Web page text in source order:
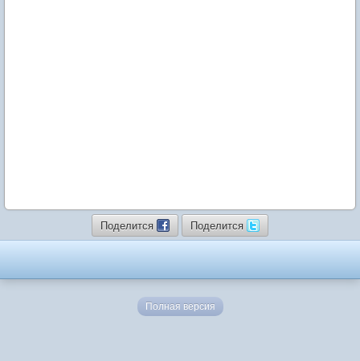
Поделится Поделится
Полная версия